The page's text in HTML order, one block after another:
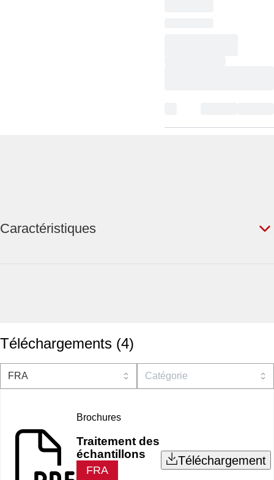
Caractéristiques
Téléchargements (4)
Brochures
Traitement des
échantillons
FRA
Téléchargement